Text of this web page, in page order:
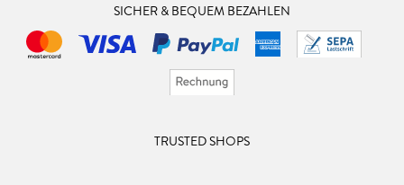
SICHER & BEQUEM BEZAHLEN
TRUSTED SHOPS